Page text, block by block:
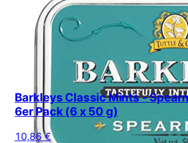
Barkleys Classic Mints -
6er Pack (6 x 50 g)
10,86 €